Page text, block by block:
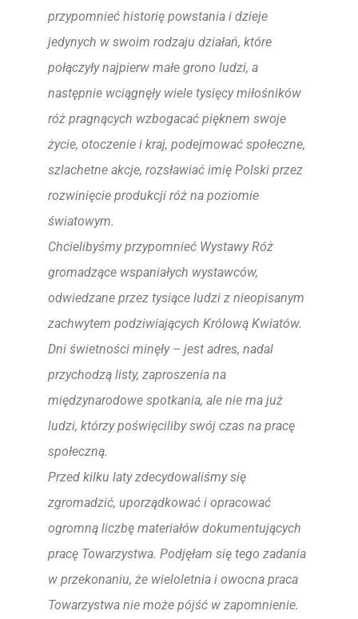
przypomnieć historię powstania i dzieje
jedynych w swoim rodzaju działań, które
połączyły najpierw małe grono ludzi, a
następnie wciągnęły wiele tysięcy miłośników
róż pragnących wzbogacać pięknem swoje
życie, otoczenie i kraj, podejmować społeczne,
szlachetne akcje, rozsławiać imię Polski przez
rozwinięcie produkcji róż na poziomie
światowym.
Chcielibyśmy przypomnieć Wystawy Róż
gromadzące wspaniałych wystawców,
odwiedzane przez tysiące ludzi z nieopisanym
zachwytem podziwiających Królową Kwiatów.
Dni świetności minęły – jest adres, nadal
przychodzą listy, zaproszenia na
międzynarodowe spotkania, ale nie ma już
ludzi, którzy poświęciliby swój czas na pracę
społeczną.
Przed kilku laty zdecydowaliśmy się
zgromadzić, uporządkować i opracować
ogromną liczbę materiałów dokumentujących
pracę Towarzystwa. Podjęłam się tego zadania
w przekonaniu, że wieloletnia i owocna praca
Towarzystwa nie może pójść w zapomnienie.